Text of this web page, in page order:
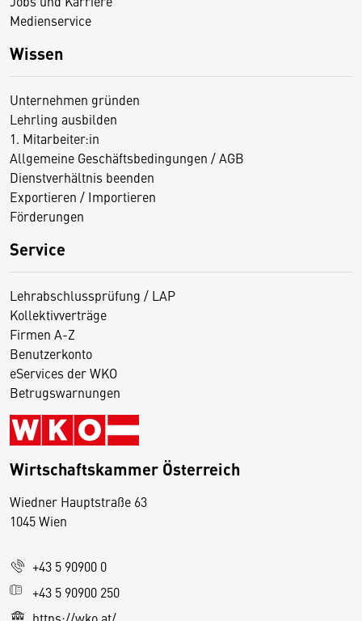
Medienservice
Wissen
Unternehmen gründen
Lehrling ausbilden
1. Mitarbeiter:in
Allgemeine Geschäftsbedingungen / AGB
Dienstverhältnis beenden
Exportieren / Importieren
Förderungen
Service
Lehrabschlussprüfung / LAP
Kollektivverträge
Firmen A-Z
Benutzerkonto
eServices der WKO
Betrugswarnungen
Wirtschaftskammer Österreich
Wiedner Hauptstraße 63
1045 Wien
+43 5 90900 0
+43 5 90900 250
D
s
e
S